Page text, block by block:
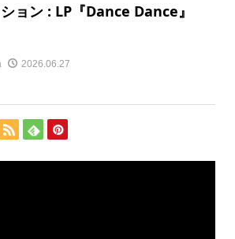
ョン : LP『Dance Dance』
2026.06.27